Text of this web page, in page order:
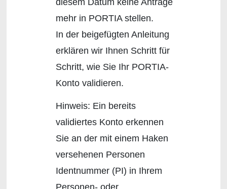
diesem Datum keine Anträge
mehr in PORTIA stellen.
In der beigefügten Anleitung
erklären wir Ihnen Schritt für
Schritt, wie Sie Ihr PORTIA-
Konto validieren.
Hinweis: Ein bereits
validiertes Konto erkennen
Sie an der mit einem Haken
versehenen Personen
Identnummer (PI) in Ihrem